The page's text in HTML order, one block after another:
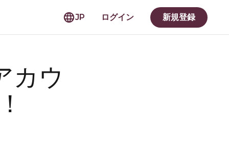
JP ログイン 新規登録
カウ